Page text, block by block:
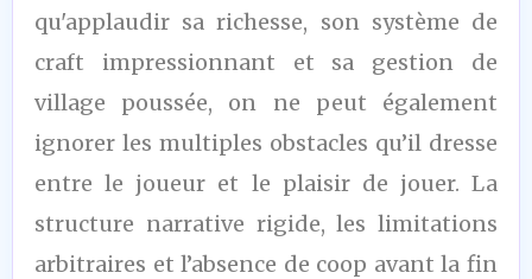
qu'applaudir sa richesse, son système de
craft impressionnant et sa gestion de
village poussée, on ne peut également
ignorer les multiples obstacles qu’il dresse
entre le joueur et le plaisir de jouer. La
structure narrative rigide, les limitations
arbitraires et l’absence de coop avant la fin